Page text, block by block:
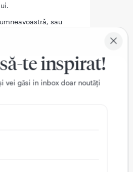
sau
adresați unui medic:
durerilor la
te inspirat!
vei gǎsi in inbox doar noutǎți